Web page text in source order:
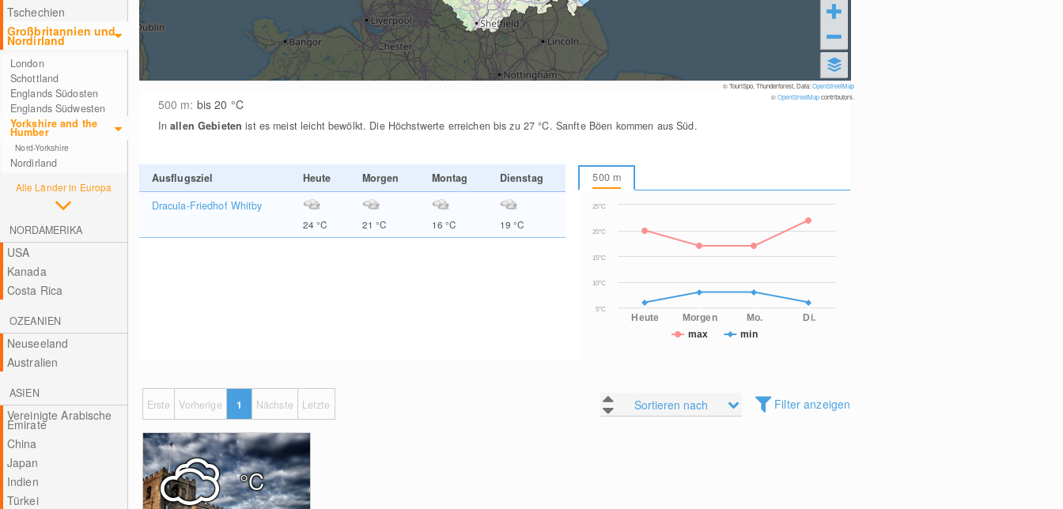
Tschechien
Großbritannien und
Nordirland
London
Schottland
Englands Südosten
Englands Südwesten
Yorkshire and the
Humber
Nord-Yorkshire
Nordirland
Alle Länder in Europa
NORDAMERIKA
USA
Kanada
Costa Rica
OZEANIEN
Neuseeland
Australien
ASIEN
Vereinigte Arabische
Emirate
China
Japan
Indien
Türkei
© TouriSpo, Thunderforest, Data:OpenStreetMap
©OpenStreetMapcontributors.
500 m: bis 20 °C
Inallen Gebieten ist es meist leicht bewölkt. Die Höchstwerte erreichen bis zu 27°C. Sanfte Böen kommen aus Süd.
Ausflugsziel Heute Morgen Montag
Dienstag
Dracula-Friedhof Whitby
24°C 21°C 16°C 19°C
500 m
max min
5°C
10°C
15°C
20°C
25°C
Heute Morgen Mo. Di.
Sortieren nach Filter anzeigen
Erste Vorherige 1 Nächste Letzte
°C